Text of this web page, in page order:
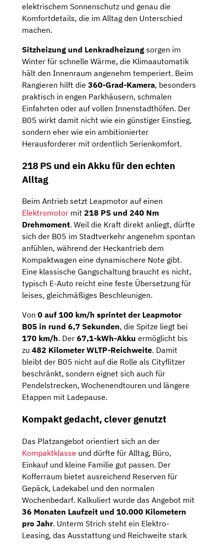
elektrischem Sonnenschutz und genau die
Komfortdetails, die im Alltag den Unterschied
machen.
Sitzheizung und Lenkradheizung sorgen im
Winter für schnelle Wärme, die Klimaautomatik
hält den Innenraum angenehm temperiert. Beim
Rangieren hilft die 360-Grad-Kamera, besonders
praktisch in engen Parkhäusern, schmalen
Einfahrten oder auf vollen Innenstadthöfen. Der
B05 wirkt damit nicht wie ein günstiger Einstieg,
sondern eher wie ein ambitionierter
Herausforderer mit ordentlich Serienkomfort.
218 PS und ein Akku für den echten
Alltag
Beim Antrieb setzt Leapmotor auf einen
Elektromotor mit 218 PS und 240 Nm
Drehmoment. Weil die Kraft direkt anliegt, dürfte
sich der B05 im Stadtverkehr angenehm spontan
anfühlen, während der Heckantrieb dem
Kompaktwagen eine dynamischere Note gibt.
Eine klassische Gangschaltung braucht es nicht,
typisch E-Auto reicht eine feste Übersetzung für
leises, gleichmäßiges Beschleunigen.
Von 0 auf 100 km/h sprintet der Leapmotor
B05 in rund 6,7 Sekunden, die Spitze liegt bei
170 km/h. Der 67,1-kWh-Akku ermöglicht bis
zu 482 Kilometer WLTP-Reichweite. Damit
bleibt der B05 nicht auf die Rolle als Cityflitzer
beschränkt, sondern eignet sich auch für
Pendelstrecken, Wochenendtouren und längere
Etappen mit Ladepause.
Kompakt gedacht, clever genutzt
Das Platzangebot orientiert sich an der
Kompaktklasse und dürfte für Alltag, Büro,
Einkauf und kleine Familie gut passen. Der
Kofferraum bietet ausreichend Reserven für
Gepäck, Ladekabel und den normalen
Wochenbedarf. Kalkuliert wurde das Angebot mit
36 Monaten Laufzeit und 10.000 Kilometern
pro Jahr. Unterm Strich steht ein Elektro-
Leasing, das Ausstattung und Reichweite stark